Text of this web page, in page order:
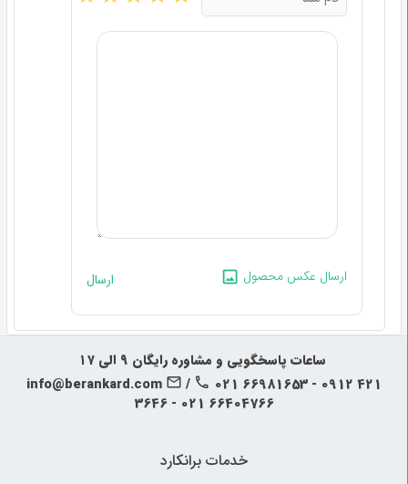
ارسال عکس محصول ارسال
‍‍ ساعات پاسخگویی و مشاوره رایگان ۹ الی ۱۷
info@berankard.com
/
021 66981653 - 0912 421
3646 - 021 66404766
خدمات برانکارد